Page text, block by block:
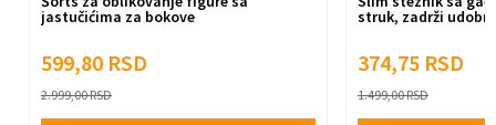
jastučićima za bokove
599,80 RSD
2.999,00RSD
struk, zadrži
374,75 RSD
1.499,00RSD